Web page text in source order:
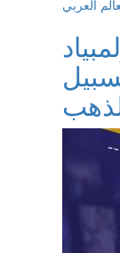
العربي